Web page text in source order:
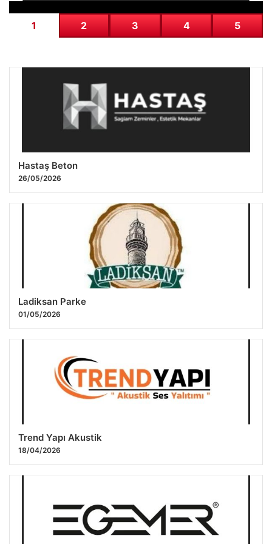
1 2 3 4 5
Hastaş Beton
26/05/2026
Ladiksan Parke
01/05/2026
Trend Yapı Akustik
18/04/2026